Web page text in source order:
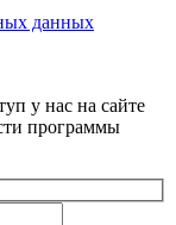
данных
у нас на сайте
программы